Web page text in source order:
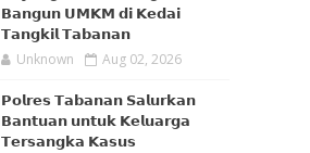
𝗕𝗮𝗻𝗴𝘂𝗻 𝗨𝗠𝗞𝗠 𝗱𝗶 𝗞𝗲𝗱𝗮𝗶
𝗧𝗮𝗻𝗴𝗸𝗶𝗹 𝗧𝗮𝗯𝗮𝗻𝗮𝗻
Unknown Aug 02, 2026
𝗣𝗼𝗹𝗿𝗲𝘀 𝗧𝗮𝗯𝗮𝗻𝗮𝗻 𝗦𝗮𝗹𝘂𝗿𝗸𝗮𝗻
𝗕𝗮𝗻𝘁𝘂𝗮𝗻 𝘂𝗻𝘁𝘂𝗸 𝗞𝗲𝗹𝘂𝗮𝗿𝗴𝗮
𝗧𝗲𝗿𝘀𝗮𝗻𝗴𝗸𝗮 𝗞𝗮𝘀𝘂𝘀